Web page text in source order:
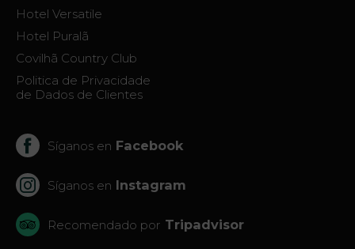
Hotel Versatile
Hotel Puralã
Covilhã Country Club
Politica de Privacidade
de Dados de Clientes
Síganos en Facebook
Síganos en Instagram
Recomendado por Tripadvisor